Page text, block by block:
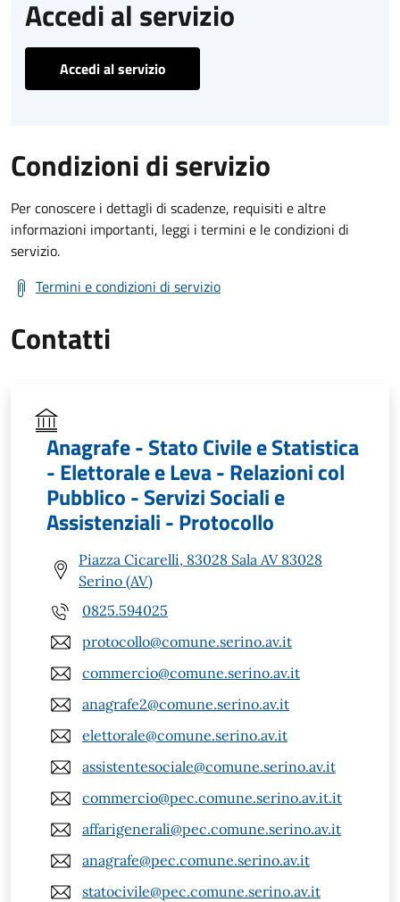
Accedi al servizio
Accedi al servizio
Condizioni di servizio
Per conoscere i dettagli di scadenze, requisiti e altre
informazioni importanti, leggi i termini e le condizioni di
servizio.
Termini e condizioni di servizio
Contatti
Anagrafe - Stato Civile e Statistica
- Elettorale e Leva - Relazioni col
Pubblico - Servizi Sociali e
Assistenziali - Protocollo
Piazza Cicarelli, 83028 Sala AV 83028
Serino (AV)
0825.594025
protocollo@comune.serino.av.it
commercio@comune.serino.av.it
anagrafe2@comune.serino.av.it
elettorale@comune.serino.av.it
assistentesociale@comune.serino.av.it
commercio@pec.comune.serino.av.it.it
affarigenerali@pec.comune.serino.av.it
anagrafe@pec.comune.serino.av.it
statocivile@pec.comune.serino.av.it